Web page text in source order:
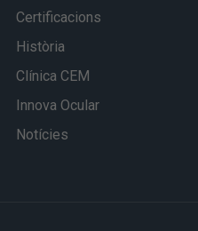
Certificacions
Història
Clínica CEM
Innova Ocular
Notícies